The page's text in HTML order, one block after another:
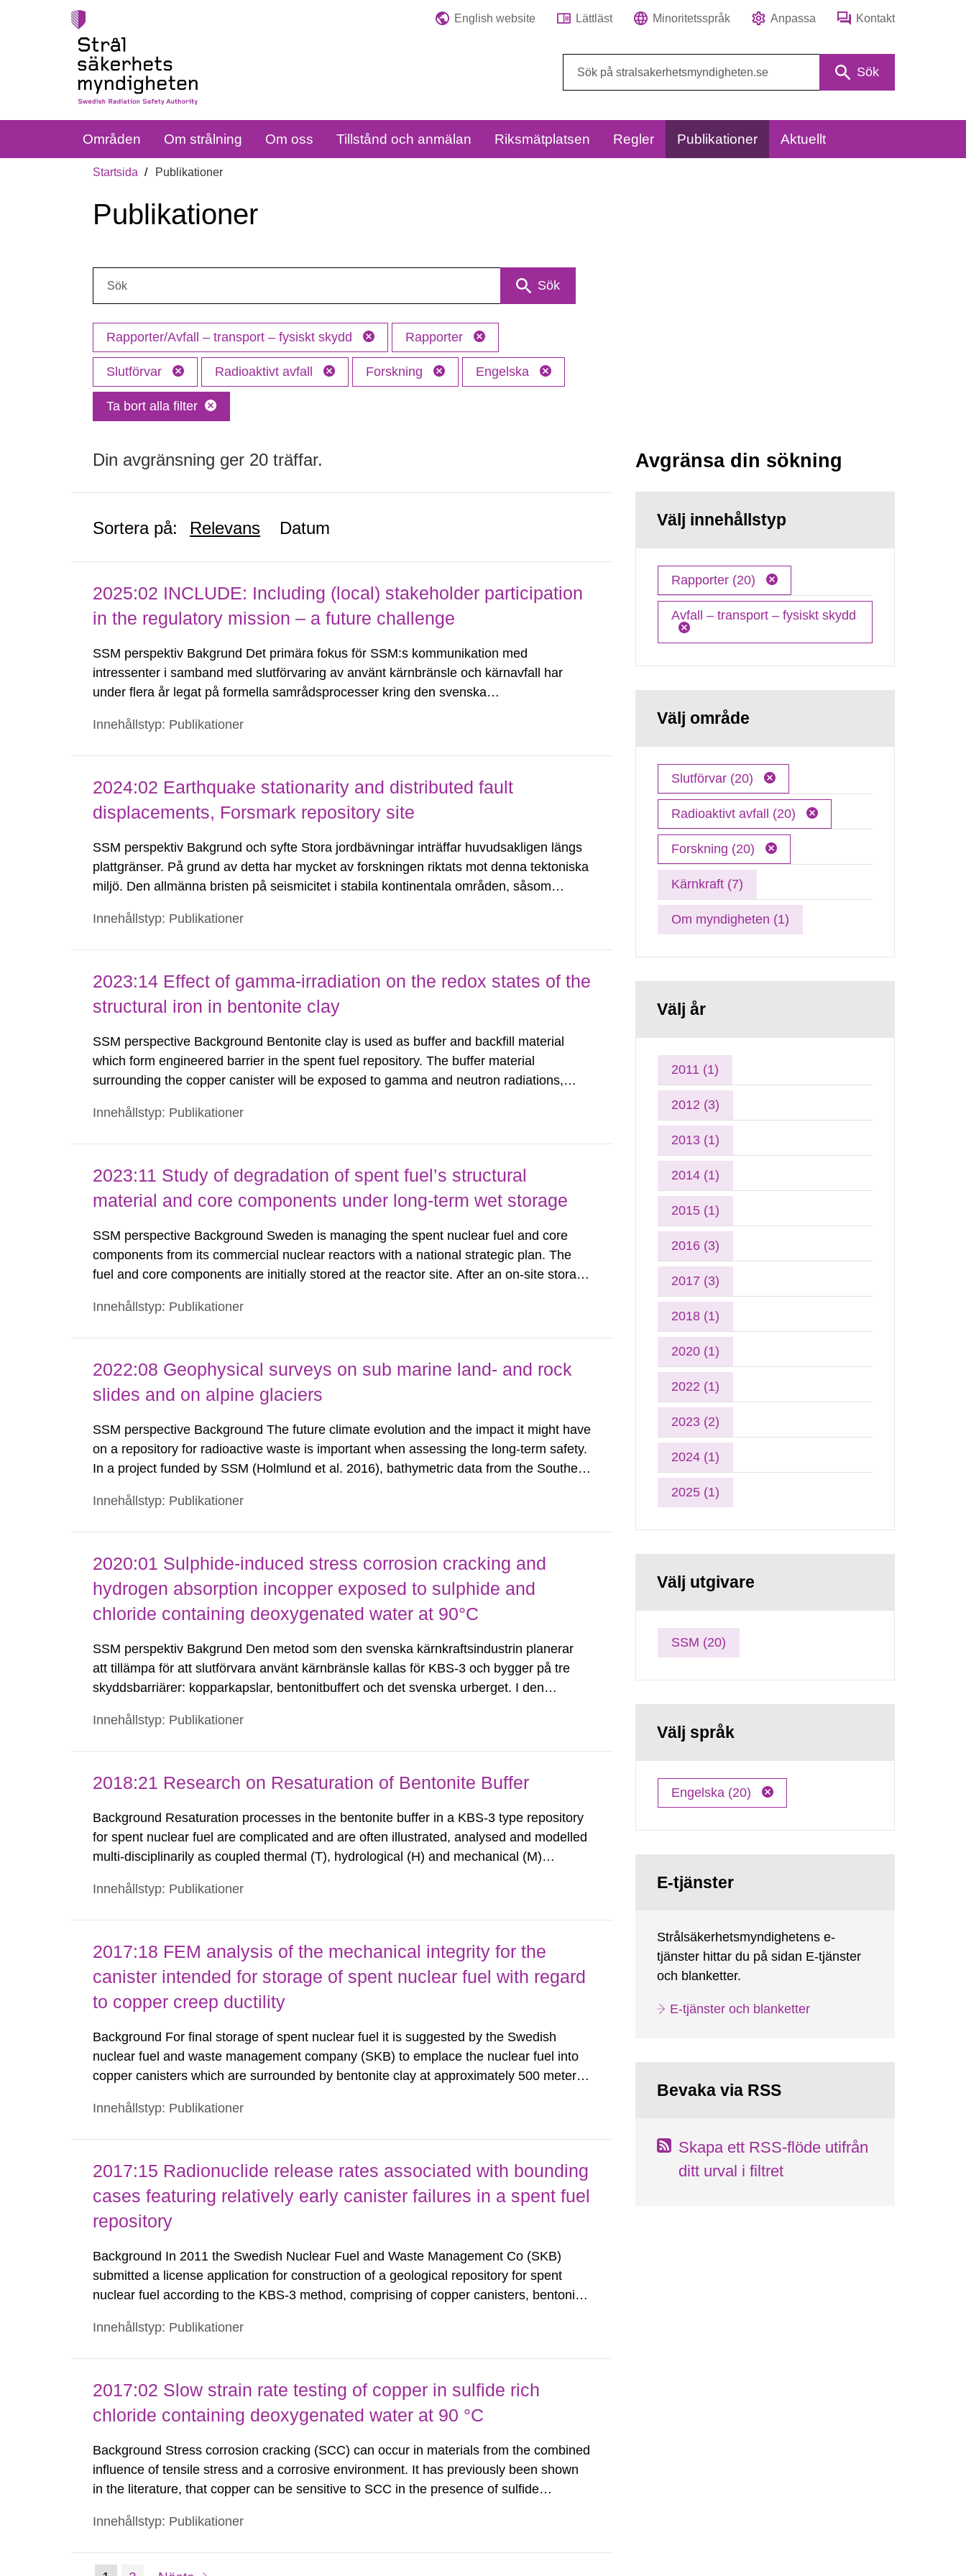
English website Lättläst Minoritetsspråk Anpassa Kontakt
Sök
Områden Om strålning Om oss Tillstånd och anmälan Riksmätplatsen Regler Publikationer Aktuellt
Startsida Publikationer
Publikationer
Sök
Rapporter/Avfall – transport – fysiskt skydd Rapporter
Slutförvar Radioaktivt avfall Forskning Engelska
Ta bort alla filter
Din avgränsning ger 20 träffar.
Sortera på: Relevans Datum
2025:02 INCLUDE: Including (local) stakeholder participation
in the regulatory mission – a future challenge
SSM perspektiv Bakgrund Det primära fokus för SSM:s kommunikation med
intressenter i samband med slutförvaring av använt kärnbränsle och kärnavfall har
under flera år legat på formella samrådsprocesser kring den svenska
tillståndsansökningar enligt kärntekniklagen.
Innehållstyp: Publikationer
2024:02 Earthquake stationarity and distributed fault
displacements, Forsmark repository site
SSM perspektiv Bakgrund och syfte Stora jordbävningar inträffar huvudsakligen längs
plattgränser. På grund av detta har mycket av forskningen riktats mot denna tektoniska
miljö. Den allmänna bristen på seismicitet i stabila kontinentala områden, såsom
Innehållstyp: Publikationer
2023:14 Effect of gamma-irradiation on the redox states of the
structural iron in bentonite clay
SSM perspective Background Bentonite clay is used as buffer and backfill material
which form engineered barrier in the spent fuel repository. The buffer material
surrounding the copper canister will be exposed to gamma and neutron radiations,
states of the structural iron in montmorillonite, the dominant...
Innehållstyp: Publikationer
2023:11 Study of degradation of spent fuel’s structural
material and core components under long-term wet storage
SSM perspective Background Sweden is managing the spent nuclear fuel and core
components from its commercial nuclear reactors with a national strategic plan. The
fuel and core components are initially stored at the reactor site. After an on-site storage
are shipped to the Clab (Central Interim Storage...
Innehållstyp: Publikationer
2022:08 Geophysical surveys on sub marine land- and rock
slides and on alpine glaciers
SSM perspective Background The future climate evolution and the impact it might have
on a repository for radioactive waste is important when assessing the long-term safety.
In a project funded by SSM (Holmlund et al. 2016), bathymetric data from the Southern
Administration, were analysed, as well as terrestrial data from...
Innehållstyp: Publikationer
2020:01 Sulphide-induced stress corrosion cracking and
hydrogen absorption incopper exposed to sulphide and
chloride containing deoxygenated water at 90°C
SSM perspektiv Bakgrund Den metod som den svenska kärnkraftsindustrin planerar
att tillämpa för att slutförvara använt kärnbränsle kallas för KBS-3 och bygger på tre
skyddsbarriärer: kopparkapslar, bentonitbuffert och det svenska urberget. I den
insats...
Innehållstyp: Publikationer
2018:21 Research on Resaturation of Bentonite Buffer
Background Resaturation processes in the bentonite buffer in a KBS-3 type repository
for spent nuclear fuel are complicated and are often illustrated, analysed and modelled
multi-disciplinarily as coupled thermal (T), hydrological (H) and mechanical (M)
Previous THM-modelling showed that the re-saturation...
Innehållstyp: Publikationer
2017:18 FEM analysis of the mechanical integrity for the
canister intended for storage of spent nuclear fuel with regard
to copper creep ductility
Background For final storage of spent nuclear fuel it is suggested by the Swedish
nuclear fuel and waste management company (SKB) to emplace the nuclear fuel into
copper canisters which are surrounded by bentonite clay at approximately 500 meters’
water saturation and hydrostatic pressure build up the...
Innehållstyp: Publikationer
2017:15 Radionuclide release rates associated with bounding
cases featuring relatively early canister failures in a spent fuel
repository
Background In 2011 the Swedish Nuclear Fuel and Waste Management Co (SKB)
submitted a license application for construction of a geological repository for spent
nuclear fuel according to the KBS-3 method, comprising of copper canisters, bentonite
assessment of the repository, SR-Site, has been reviewed by the Swedish...
Innehållstyp: Publikationer
2017:02 Slow strain rate testing of copper in sulfide rich
chloride containing deoxygenated water at 90 °C
Background Stress corrosion cracking (SCC) can occur in materials from the combined
influence of tensile stress and a corrosive environment. It has previously been shown
in the literature, that copper can be sensitive to SCC in the presence of sulfide
Innehållstyp: Publikationer
Avgränsa din sökning
Välj innehållstyp
Rapporter (20)
Avfall – transport – fysiskt skydd
Välj område
Slutförvar (20)
Radioaktivt avfall (20)
Forskning (20)
Kärnkraft (7)
Om myndigheten (1)
Välj år
2011 (1)
2012 (3)
2013 (1)
2014 (1)
2015 (1)
2016 (3)
2017 (3)
2018 (1)
2020 (1)
2022 (1)
2023 (2)
2024 (1)
2025 (1)
Välj utgivare
SSM (20)
Välj språk
Engelska (20)
E-tjänster
Strålsäkerhetsmyndighetens e-
tjänster hittar du på sidan E-tjänster
och blanketter.
E-tjänster och blanketter
Bevaka via RSS
Skapa ett RSS-flöde utifrån
ditt urval i filtret